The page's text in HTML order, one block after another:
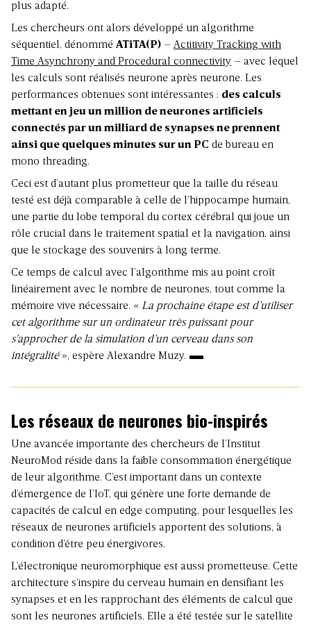
plus adapté.
Les chercheurs ont alors développé un algorithme
séquentiel, dénommé ATiTA(P) – Actitivity Tracking with
Time Asynchrony and Procedural connectivity – avec lequel
les calculs sont réalisés neurone après neurone. Les
performances obtenues sont intéressantes : des calculs
mettant en jeu un million de neurones artificiels
connectés par un milliard de synapses ne prennent
ainsi que quelques minutes sur un PC de bureau en
mono threading.
Ceci est d’autant plus prometteur que la taille du réseau
testé est déjà comparable à celle de l’hippocampe humain,
une partie du lobe temporal du cortex cérébral qui joue un
rôle crucial dans le traitement spatial et la navigation, ainsi
que le stockage des souvenirs à long terme.
Ce temps de calcul avec l’algorithme mis au point croît
linéairement avec le nombre de neurones, tout comme la
mémoire vive nécessaire. « La prochaine étape est d’utiliser
cet algorithme sur un ordinateur très puissant pour
s’approcher de la simulation d’un cerveau dans son
intégralité», espère Alexandre Muzy.
Les réseaux de neurones bio-inspirés
Une avancée importante des chercheurs de l’Institut
NeuroMod réside dans la faible consommation énergétique
de leur algorithme. C’est important dans un contexte
d’émergence de l’IoT, qui génère une forte demande de
capacités de calcul en edge computing, pour lesquelles les
réseaux de neurones artificiels apportent des solutions, à
condition d’être peu énergivores.
L’électronique neuromorphique est aussi prometteuse. Cette
architecture s’inspire du cerveau humain en densifiant les
synapses et en les rapprochant des éléments de calcul que
sont les neurones artificiels. Elle a été testée sur le satellite